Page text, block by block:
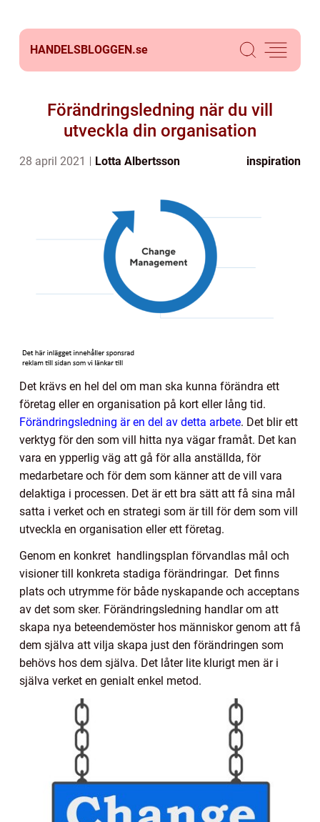
HANDELSBLOGGEN.se
Förändringsledning när du vill
utveckla din organisation
28 april 2021 Lotta Albertsson inspiration
Det krävs en hel del om man ska kunna förändra ett
företag eller en organisation på kort eller lång tid.
Förändringsledning är en del av detta arbete. Det blir ett
verktyg för den som vill hitta nya vägar framåt. Det kan
vara en ypperlig väg att gå för alla anställda, för
medarbetare och för dem som känner att de vill vara
delaktiga i processen. Det är ett bra sätt att få sina mål
satta i verket och en strategi som är till för dem som vill
utveckla en organisation eller ett företag.
Genom en konkret handlingsplan förvandlas mål och
visioner till konkreta stadiga förändringar. Det finns
plats och utrymme för både nyskapande och acceptans
av det som sker. Förändringsledning handlar om att
skapa nya beteendemöster hos människor genom att få
dem själva att vilja skapa just den förändringen som
behövs hos dem själva. Det låter lite klurigt men är i
själva verket en genialt enkel metod.